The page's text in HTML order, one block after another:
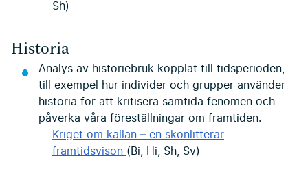
Sh)
Historia
Analys av historiebruk kopplat till tidsperioden,
till exempel hur individer och grupper använder
historia för att kritisera samtida fenomen och
påverka våra föreställningar om framtiden.
Kriget om källan – en skönlitterär
framtidsvison (Bi, Hi, Sh, Sv)